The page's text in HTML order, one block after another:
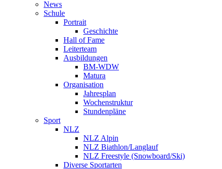
News
Schule
Portrait
Geschichte
Hall of Fame
Leiterteam
Ausbildungen
BM-WDW
Matura
Organisation
Jahresplan
Wochenstruktur
Stundenpläne
Sport
NLZ
NLZ Alpin
NLZ Biathlon/Langlauf
NLZ Freestyle (Snowboard/Ski)
Diverse Sportarten